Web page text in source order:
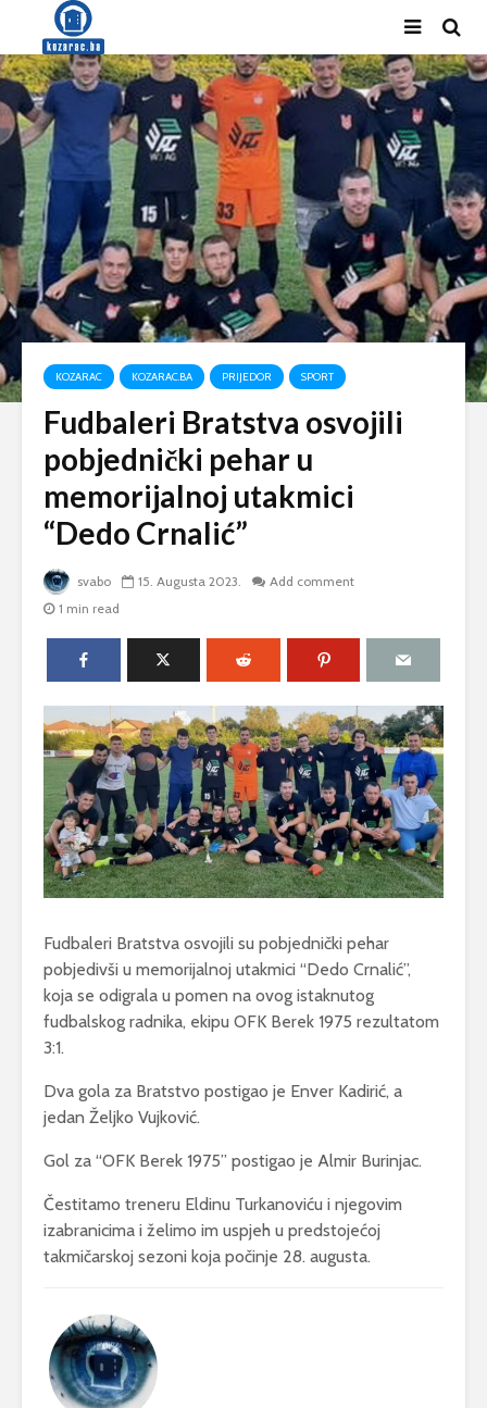
KOZARAC KOZARAC.BA PRIJEDOR SPORT
Fudbaleri Bratstva osvojili
pobjednički pehar u
memorijalnoj utakmici
“Dedo Crnalić”
svabo 15. Augusta 2023.
Add comment
1 min read
Fudbaleri Bratstva osvojili su pobjednički pehar
pobjedivši u memorijalnoj utakmici “Dedo Crnalić”,
koja se odigrala u pomen na ovog istaknutog
fudbalskog radnika, ekipu OFK Berek 1975 rezultatom
3:1.
Dva gola za Bratstvo postigao je Enver Kadirić, a
jedan Željko Vujković.
Gol za “OFK Berek 1975” postigao je Almir Burinjac.
Čestitamo treneru Eldinu Turkanoviću i njegovim
izabranicima i želimo im uspjeh u predstojećoj
takmičarskoj sezoni koja počinje 28. augusta.